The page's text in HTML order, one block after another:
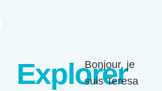
Explorer
Bonjour, je
suis Teresa